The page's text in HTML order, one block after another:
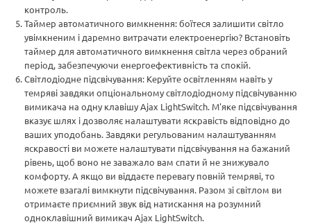
контроль.
Таймер автоматичного вимкнення: боїтеся залишити світло
увімкненим і даремно витрачати електроенергію? Встановіть
таймер для автоматичного вимкнення світла через обраний
період, забезпечуючи енергоефективність та спокій.
Світлодіодне підсвічування: Керуйте освітленням навіть у
темряві завдяки опціональному світлодіодному підсвічуванню
вимикача на одну клавішу Ajax LightSwitch. М'яке підсвічування
вказує шлях і дозволяє налаштувати яскравість відповідно до
ваших уподобань. Завдяки регульованим налаштуванням
яскравості ви можете налаштувати підсвічування на бажаний
рівень, щоб воно не заважало вам спати й не знижувало
комфорту. А якщо ви віддаєте перевагу повній темряві, то
можете взагалі вимкнути підсвічування. Разом зі світлом ви
отримаєте приємний звук від натискання на розумний
одноклавішний вимикач Ajax LightSwitch.